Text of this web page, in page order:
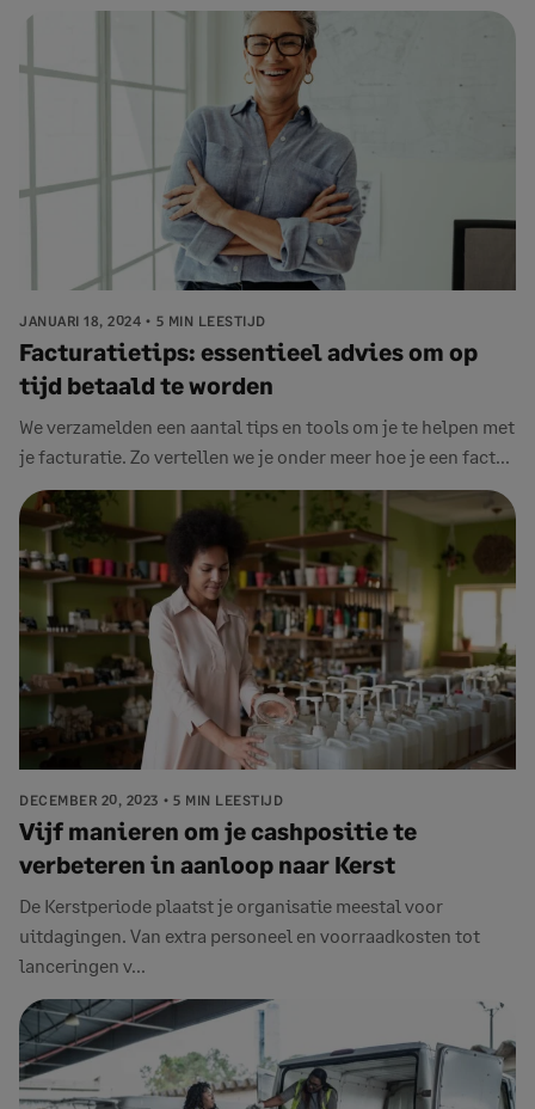
JANUARI 18, 2024 5 MIN LEESTIJD
Facturatietips: essentieel advies om op
tijd betaald te worden
We verzamelden een aantal tips en tools om je te helpen met
je facturatie. Zo vertellen we je onder meer hoe je een fact...
DECEMBER 20, 2023 5 MIN LEESTIJD
Vijf manieren om je cashpositie te
verbeteren in aanloop naar Kerst
De Kerstperiode plaatst je organisatie meestal voor
uitdagingen. Van extra personeel en voorraadkosten tot
lanceringen v...